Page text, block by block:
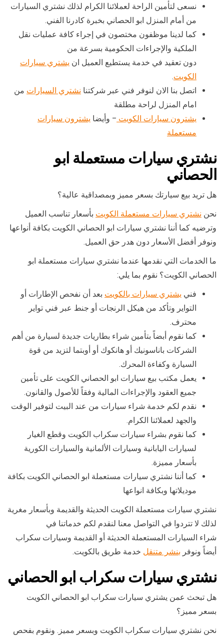
نسعى لتأمين الراحة لعملائنا الكرام لذلك نشتري السيارات
من أمام المنزل ابو الحصاني بخبرة كادرنا الفني.
كما لدينا موظفون مختصون في إجراء كافة عمليات نقل
الملكية والإجراءات الحكومية بسرعة من
دون تعقيد في خدمة يستطيع العميل ان يشتري سيارات
الكويت.
اتصل بنا الان لنوفر فني عبر شركتنا نشتري السيارات من
امام المنزل لراحة مطلقة
يشترون سيارات الكويت – وأيضا يشترون سيارات
مستعملة
نشتري سيارات مستعملة ابو
الحصاني
هل تريد بيع سيارتك بسعر مميز وبمصداقية عالية؟
نحن نشتري سيارات مستعملة الكويت بأسعار تناسب العميل
وترضيه كما أننا نشتري سيارات ابو الحصاني الكويت بكافة أنواعها
ونوفر أفضل الأسعار دون هدر حق العميل.
ما الخدمات التي نقدمها عندما نشتري سيارات مستعملة ابو
الحصاني الكويت؟ نقوم بما يلي:
فني يشتري سيارات بالكويت بعد أن نفحص الإطارات أو
التواير وتأكد من هيكل الرنجات أو جنط عبر فني تواير
محترف.
كما نقوم أبضاً بتأمين شراء بطاريات جديدة لسيارة من أهم
الشركات باناسونيك أو هانكوك أو أوبتما لتزيد من قوة
السيارة وكفاءة المحرك.
يعمل مكتب بيع سيارات ابو الحصاني الكويت على تأمين
جميع العقود والإجراءات المالية وفقاً للأصول والقانون.
نقدم لكم خدمة شراء سيارات من عند البيت لتوفير الوقت
والجهد لعملائنا الكرام.
كما نقوم بشراء سيارات سكراب الكويت وقطع الغيار
لسيارات اليابانية وسيارات الألمانية والسيارات الكورية
بأسعار مميزة.
كما أننا نشتري سيارات مستعملة ابو الحصاني الكويت بكافة
موديلاتها وبكافة انواعها
نشتري سيارات مستعملة الكويت الحديثة والقديمة وبأسعار مغرية
لذلك لا تتردوا في التواصل معنا لنقدم لكم خدماتنا في
شراء السيارات المستعملة الحديثة أو القديمة وسيارات سكراب
أيضاً ونوفر بنشر متنقل خدمة طريق بالكويت.
نشتري سيارات سكراب ابو الحصاني
هل تبحث عمن يشتري سيارات سكراب ابو الحصاني الكويت
بسعر مميز؟
نحن نشتري سيارات سكراب الكويت وبسعر مميز. ونقوم بفحص